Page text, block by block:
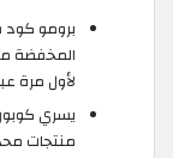
برومو
المخفضة
لأول مرة
منتجات